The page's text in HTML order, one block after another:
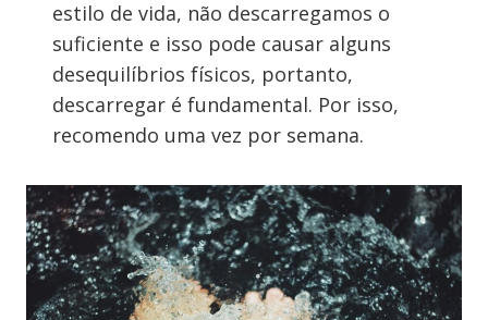
estilo de vida, não descarregamos o
suficiente e isso pode causar alguns
desequilíbrios físicos, portanto,
descarregar é fundamental. Por isso,
recomendo uma vez por semana.